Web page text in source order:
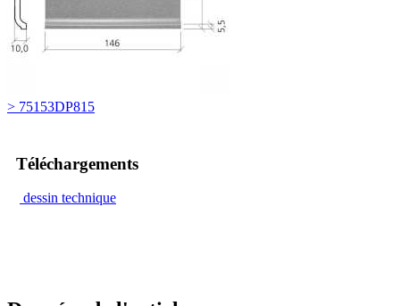
> 75153DP815
Téléchargements
dessin technique